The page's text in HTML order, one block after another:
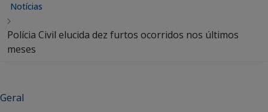
Notícias
Polícia Civil elucida dez furtos ocorridos nos últimos
meses
Geral